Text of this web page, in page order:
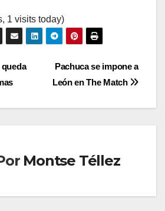
1 visits today)
Pachuca se impone a
León en The Match
Montse Téllez